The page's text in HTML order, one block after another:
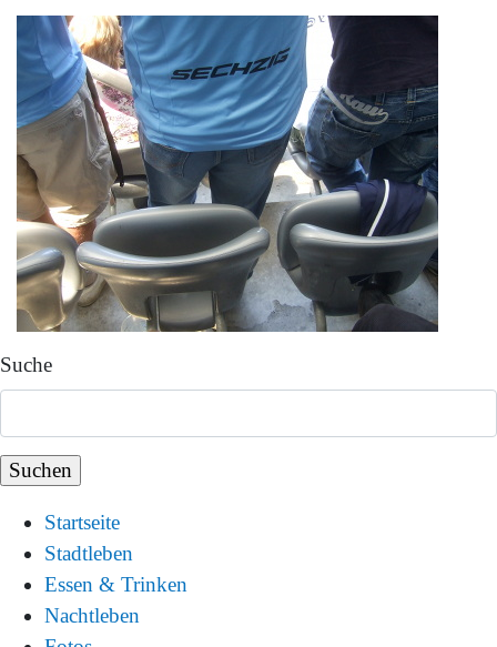
Suche
Startseite
Stadtleben
Essen & Trinken
Nachtleben